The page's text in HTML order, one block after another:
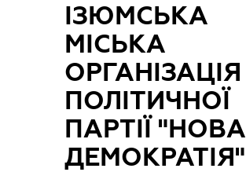
ІЗЮМСЬКА
МІСЬКА
ОРГАНІЗАЦІЯ
ПОЛІТИЧНОЇ
ПАРТІЇ "НОВА
ДЕМОКРАТІЯ"